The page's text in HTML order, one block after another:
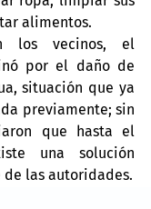
alimentos.
los vecinos, el
por el daño de
situación que ya
previamente; sin
que hasta el
una solución
las autoridades.